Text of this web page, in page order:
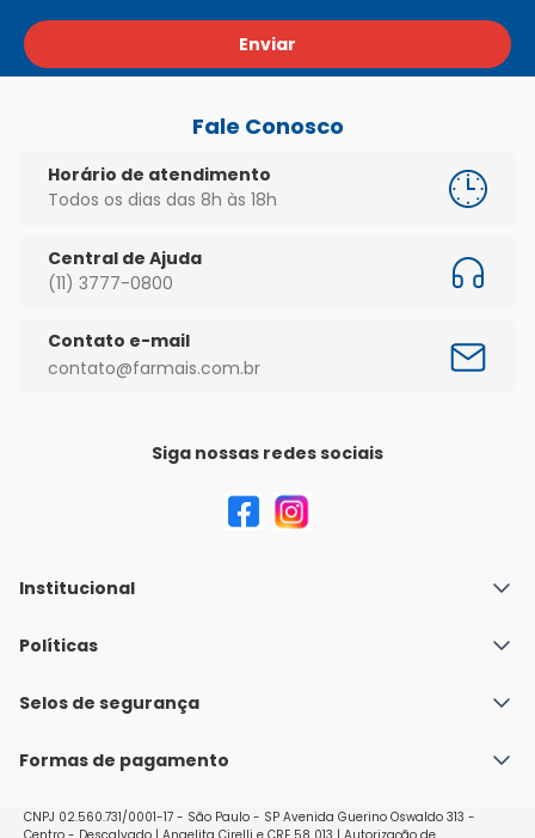
Enviar
Fale Conosco
Horário de atendimento
Todos os dias das 8h às 18h
Central de Ajuda
(11) 3777-0800
Contato e-mail
contato@farmais.com.br
Siga nossas redes sociais
Institucional
Quem Somos
Nossas lojas
Políticas
Política de Envio
Políticas de Trocas e Devoluções
Selos de segurança
Formas de pagamento
CNPJ 02.560.731/0001-17 - São Paulo - SP Avenida Guerino Oswaldo 313 -